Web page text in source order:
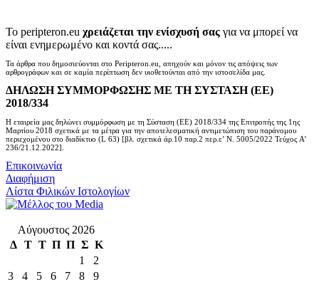
Το peripteron.eu χρειάζεται την ενίσχυσή σας για να μπορεί να
είναι ενημερωμένο και κοντά σας.....
Τα άρθρα που δημοσιεύονται στο Peripteron.eu, απηχούν και μόνον τις απόψεις των
αρθρογράφων και σε καμία περίπτωση δεν υιοθετούνται από την ιστοσελίδα μας.
ΔΗΛΩΣΗ ΣΥΜΜΟΡΦΩΣΗΣ ΜΕ ΤΗ ΣΥΣΤΑΣΗ (ΕΕ)
2018/334
Η εταιρεία μας δηλώνει συμμόρφωση με τη Σύσταση (ΕΕ) 2018/334 της Επιτροπής της 1ης
Μαρτίου 2018 σχετικά με τα μέτρα για την αποτελεσματική αντιμετώπιση του παράνομου
περιεχομένου στο διαδίκτυο (L 63) [βλ. σχετικά άρ.10 παρ.2 περ.ε’ Ν. 5005/2022 Τεύχος A’
236/21.12.2022].
Επικοινωνία
Διαφήμιση
Λίστα Φιλικών Ιστολογίων
Αύγουστος 2026
Δ Τ Τ Π Π Σ Κ
1
2
3
4 5 6 7 8
9